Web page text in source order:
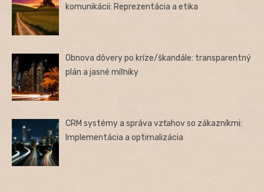
komunikácii: Reprezentácia a etika
Obnova dôvery po kríze/škandále: transparentný
plán a jasné míľniky
CRM systémy a správa vzťahov so zákazníkmi:
Implementácia a optimalizácia